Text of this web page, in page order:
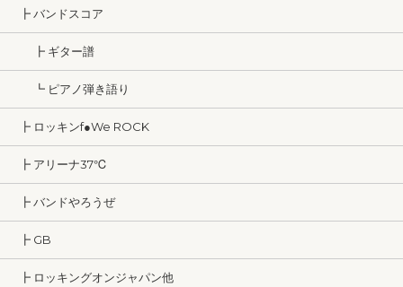
┣ バンドスコア
┣ ギター譜
┗ ピアノ弾き語り
┣ ロッキンf●We ROCK
┣ アリーナ37℃
┣ バンドやろうぜ
┣ GB
┣ ロッキングオンジャパン他